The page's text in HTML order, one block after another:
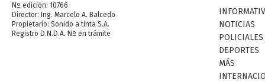
Nº edición: 10766
Director: Ing. Marcelo A. Balcedo
Propietario: Sonido a tinta S.A.
Registro D.N.D.A. Nº en trámite
NOTICIAS
POLICIALES
DEPORTES
MÁS